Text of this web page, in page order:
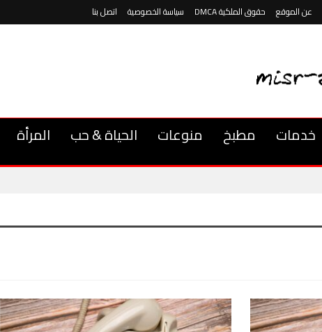
عن الموقع حقوق الملكية DMCA سياسة الخصوصية اتصل بنا
خدمات مطبخ منوعات الحياة & حب المرأة